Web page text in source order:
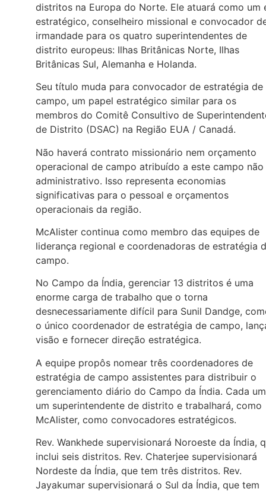
distritos na Europa do Norte. Ele atuará como um
estratégico, conselheiro missional e convocador
irmandade para os quatro superintendentes de
distrito europeus: Ilhas Britânicas Norte, Ilhas
Britânicas Sul, Alemanha e Holanda.
Seu título muda para convocador de estratégia de
campo, um papel estratégico similar para os
membros do Comitê Consultivo de
de Distrito (DSAC) na Região EUA / Canadá.
Não haverá contrato missionário nem orçamento
operacional de campo atribuído a este campo não
administrativo. Isso representa economias
significativas para o pessoal e orçamentos
operacionais da região.
McAlister continua como membro das equipes de
liderança regional e coordenadoras de estratégia
campo.
No Campo da Índia, gerenciar 13 distritos é uma
enorme carga de trabalho que o torna
desnecessariamente difícil para Sunil Dandge,
o único coordenador de estratégia de campo,
visão e fornecer direção estratégica.
A equipe propôs nomear três coordenadores de
estratégia de campo assistentes para distribuir o
gerenciamento diário do Campo da Índia. Cada
um superintendente de distrito e trabalhará, como
McAlister, como convocadores estratégicos.
Rev. Wankhede supervisionará Noroeste da Índia,
inclui seis distritos. Rev. Chaterjee supervisionará
Nordeste da Índia, que tem três distritos. Rev.
Jayakumar supervisionará o Sul da Índia, que tem